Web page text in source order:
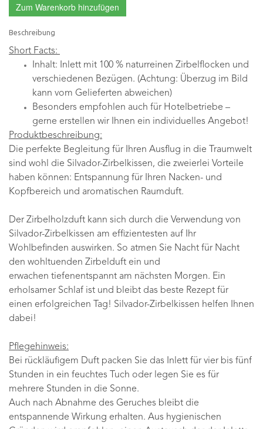
Zum Warenkorb hinzufügen
Beschreibung
Short Facts:
Inhalt: Inlett mit 100 % naturreinen Zirbelflocken und
verschiedenen Bezügen. (Achtung: Überzug im Bild
kann vom Gelieferten abweichen)
Besonders empfohlen auch für Hotelbetriebe –
gerne erstellen wir Ihnen ein individuelles Angebot!
Produktbeschreibung:
Die perfekte Begleitung für Ihren Ausflug in die Traumwelt
sind wohl die Silvador-Zirbelkissen, die zweierlei Vorteile
haben können: Entspannung für Ihren Nacken- und
Kopfbereich und aromatischen Raumduft.
Der Zirbelholzduft kann sich durch die Verwendung von
Silvador-Zirbelkissen am effizientesten auf Ihr
Wohlbefinden auswirken. So atmen Sie Nacht für Nacht
den wohltuenden Zirbelduft ein und
erwachen tiefenentspannt am nächsten Morgen. Ein
erholsamer Schlaf ist und bleibt das beste Rezept für
einen erfolgreichen Tag! Silvador-Zirbelkissen helfen Ihnen
dabei!
Pflegehinweis:
Bei rückläufigem Duft packen Sie das Inlett für vier bis fünf
Stunden in ein feuchtes Tuch oder legen Sie es für
mehrere Stunden in die Sonne.
Auch nach Abnahme des Geruches bleibt die
entspannende Wirkung erhalten. Aus hygienischen